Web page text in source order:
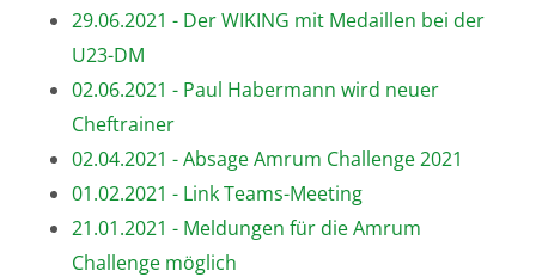
29.06.2021 - Der WIKING mit Medaillen bei der
U23-DM
02.06.2021 - Paul Habermann wird neuer
Cheftrainer
02.04.2021 - Absage Amrum Challenge 2021
01.02.2021 - Link Teams-Meeting
21.01.2021 - Meldungen für die Amrum
Challenge möglich